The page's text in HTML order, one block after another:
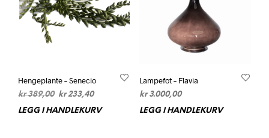
Hengeplante – Senecio
kr389,00
Opprinnelig
kr233,40Nåværende
LEGG I HANDLEKURV
Lampefot – Flavia
kr3.000,00
LEGG I HANDLEKURV